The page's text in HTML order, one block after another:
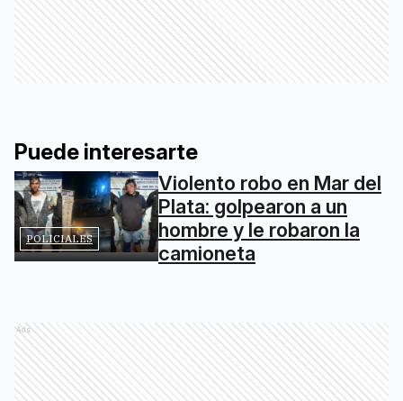
Puede interesarte
POLICIALES
Violento robo en Mar del
Plata: golpearon a un
hombre y le robaron la
camioneta
Ads